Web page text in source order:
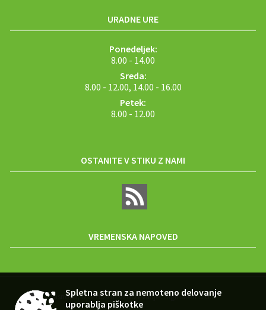
URADNE URE
Ponedeljek:
8.00 - 14.00
Sreda:
8.00 - 12.00, 14.00 - 16.00
Petek:
8.00 - 12.00
OSTANITE V STIKU Z NAMI
VREMENSKA NAPOVED
Zasnova, izvedba in vzdrževanje: Sigmateh d.o.o.
Spletna stran za nemoteno delovanje
uporablja piškotke